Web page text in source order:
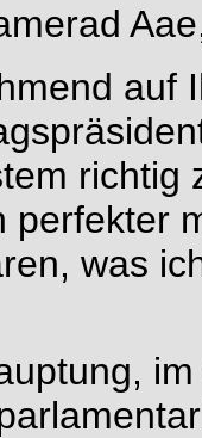
auf
richtig
perfekter
was